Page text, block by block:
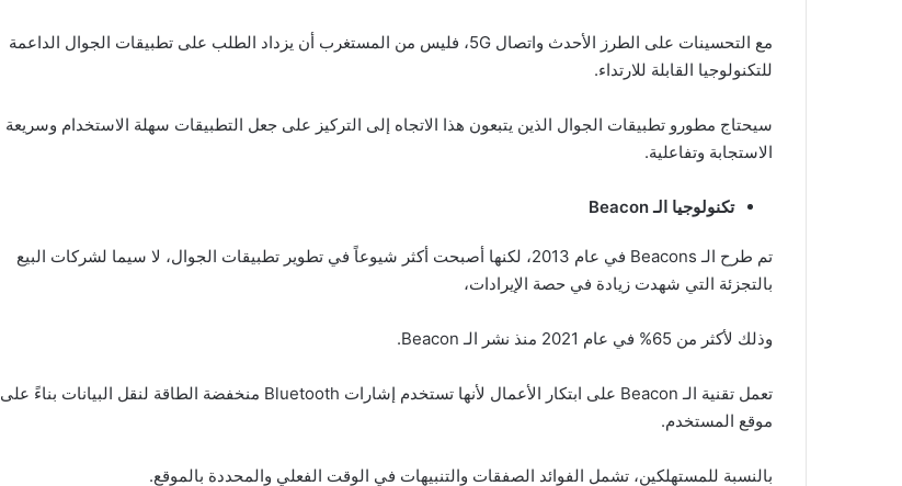
مع التحسينات على الطرز الأحدث واتصال 5G، فليس من المستغرب أن يزداد الطلب على تطبيقات الجوال الداعمة
للتكنولوجيا القابلة للارتداء.
سيحتاج مطورو تطبيقات الجوال الذين يتبعون هذا الاتجاه إلى التركيز على جعل التطبيقات سهلة الاستخدام وسريعة
الاستجابة وتفاعلية.
تكنولوجيا الـBeacon
تم طرح الـ Beacons في عام 2013، لكنها أصبحت أكثر شيوعاً في تطوير تطبيقات الجوال، لا سيما لشركات البيع
بالتجزئة التي شهدت زيادة في حصة الإيرادات،
وذلك لأكثر من 65% في عام 2021 منذ نشر الـ Beacon.
تعمل تقنية الـ Beacon على ابتكار الأعمال لأنها تستخدم إشارات Bluetooth منخفضة الطاقة لنقل البيانات بناءً على
موقع المستخدم.
بالنسبة للمستهلكين، تشمل الفوائد الصفقات والتنبيهات في الوقت الفعلي والمحددة بالموقع.